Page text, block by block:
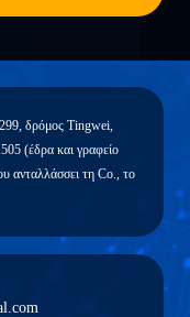
δρόμος Tingwei,
(έδρα και γραφείο
ανταλλάσσει τη Co., το